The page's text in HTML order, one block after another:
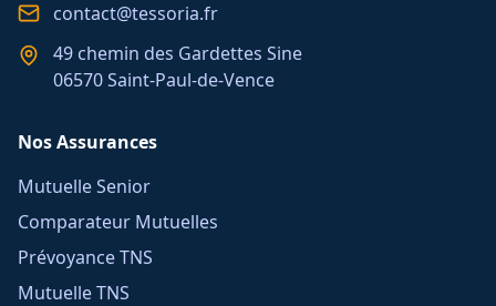
contact@tessoria.fr
49 chemin des Gardettes Sine
06570 Saint-Paul-de-Vence
Nos Assurances
Mutuelle Senior
Comparateur Mutuelles
Prévoyance TNS
Mutuelle TNS